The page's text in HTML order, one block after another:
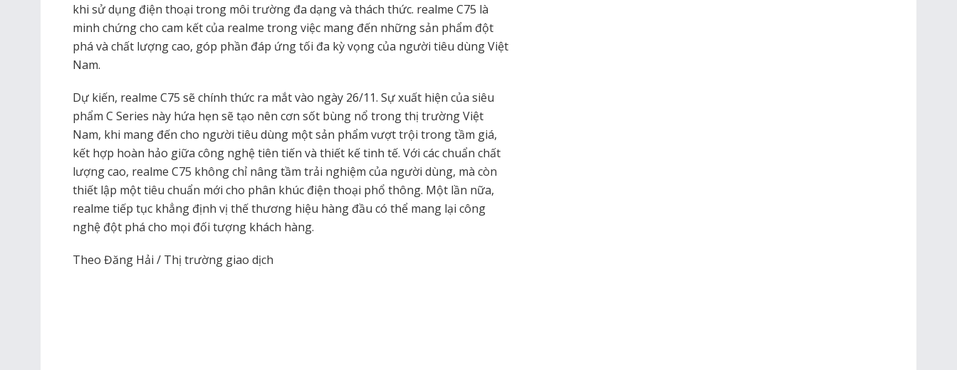
khi sử dụng điện thoại trong môi trường đa dạng và thách thức. realme C75 là
minh chứng cho cam kết của realme trong việc mang đến những sản phẩm đột
phá và chất lượng cao, góp phần đáp ứng tối đa kỳ vọng của người tiêu dùng Việt
Nam.
Dự kiến, realme C75 sẽ chính thức ra mắt vào ngày 26/11. Sự xuất hiện của siêu
phẩm C Series này hứa hẹn sẽ tạo nên cơn sốt bùng nổ trong thị trường Việt
Nam, khi mang đến cho người tiêu dùng một sản phẩm vượt trội trong tầm giá,
kết hợp hoàn hảo giữa công nghệ tiên tiến và thiết kế tinh tế. Với các chuẩn chất
lượng cao, realme C75 không chỉ nâng tầm trải nghiệm của người dùng, mà còn
thiết lập một tiêu chuẩn mới cho phân khúc điện thoại phổ thông. Một lần nữa,
realme tiếp tục khẳng định vị thế thương hiệu hàng đầu có thể mang lại công
nghệ đột phá cho mọi đối tượng khách hàng.
Theo Đăng Hải / Thị trường giao dịch